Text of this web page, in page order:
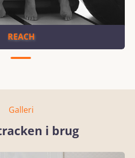
REACH
Galleri
i brug